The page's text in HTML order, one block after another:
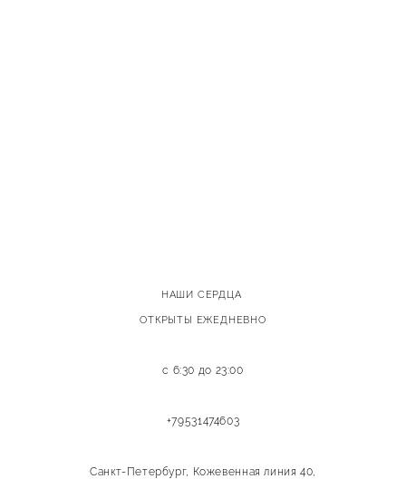
НАШИ СЕРДЦА
ОТКРЫТЫ ЕЖЕДНЕВНО
с 6:30 до 23:00
+79531474603
Санкт-Петербург, Кожевенная линия 40,